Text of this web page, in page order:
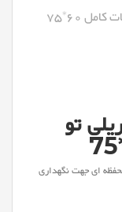
60*75
تو
ای جهت نگهداری